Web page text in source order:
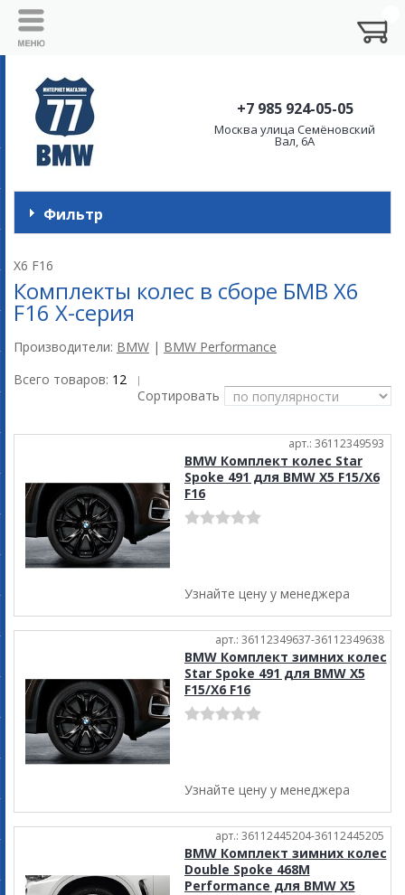
+7 985 924-05-05
Москва улица Семёновский
Вал, 6А
Фильтр
X6 F16
Комплекты колес в сборе БМВ X6
F16 X-серия
Производители: BMW | BMW Performance
Всего товаров: 12 |
Сортировать
арт.: 36112349593
BMW Комплект колес Star
Spoke 491 для BMW X5 F15/X6
F16
Узнайте цену у менеджера
арт.: 36112349637-36112349638
BMW Комплект зимних колес
Star Spoke 491 для BMW X5
F15/X6 F16
Узнайте цену у менеджера
арт.: 36112445204-36112445205
BMW Комплект зимних колес
Double Spoke 468M
Performance для BMW X5